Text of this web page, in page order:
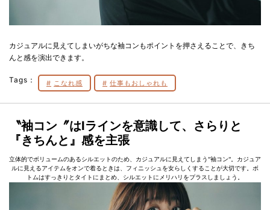
カジュアルに見えてしまいがちな袖コンもポイントを押さえることで、きち
んと感を演出できます。
Tags： こなれ感 仕事もおしゃれも
〝袖コン〞はIラインを意識して、さらりと
『きちんと』感を主張
立体的でボリュームのあるシルエットのため、カジュアルに見えてしまう”袖コン”。カジュア
ルに見えるアイテムをオンで着るときは、フィニッシュを女らしくすることが大切です。ボ
トムはすっきりとタイトにまとめ、シルエットにメリハリをプラスしましょう。